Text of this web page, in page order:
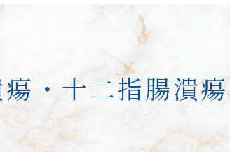
・十二指腸潰瘍